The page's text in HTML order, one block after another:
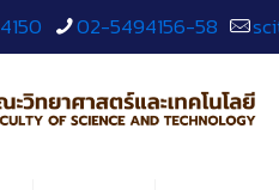
02-5494156-58